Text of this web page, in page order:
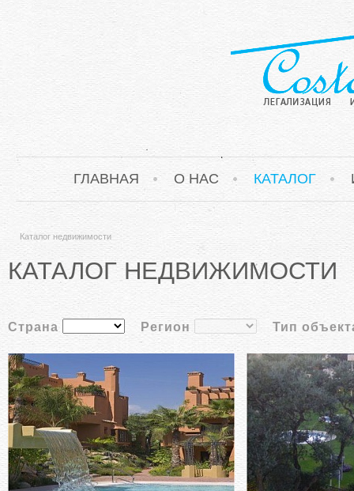
ГЛАВНАЯ О НАС КАТАЛОГ
Каталог недвижимости
КАТАЛОГ НЕДВИЖИМОСТИ
Страна Регион Тип